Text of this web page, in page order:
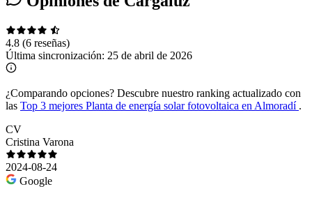
4.8 (6 reseñas)
Última sincronización: 25 de abril de 2026
¿Comparando opciones? Descubre nuestro ranking actualizado con
las Top 3 mejores Planta de energía solar fotovoltaica en Almoradí .
CV
Cristina Varona
2024-08-24
Google